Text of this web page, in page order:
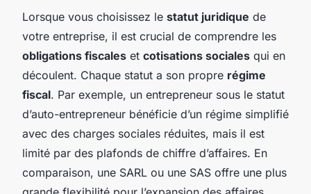
Lorsque vous choisissez le statut juridique de
votre entreprise, il est crucial de comprendre les
obligations fiscales et cotisations sociales qui en
découlent. Chaque statut a son propre régime
fiscal. Par exemple, un entrepreneur sous le statut
d’auto-entrepreneur bénéficie d’un régime simplifié
avec des charges sociales réduites, mais il est
limité par des plafonds de chiffre d’affaires. En
comparaison, une SARL ou une SAS offre une plus